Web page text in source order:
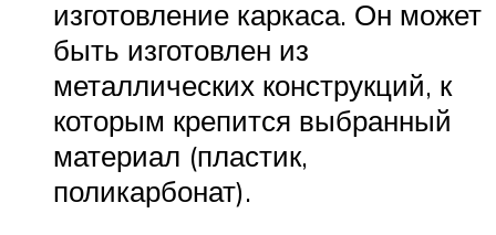
изготовление каркаса. Он может
быть изготовлен из
металлических конструкций, к
которым крепится выбранный
материал (пластик,
поликарбонат).